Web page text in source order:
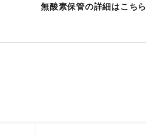
無酸素保管の詳細はこちら